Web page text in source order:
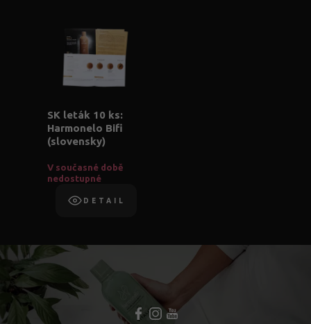
SK leták 10 ks:
Harmonelo Bifi
(slovensky)
V současné době
nedostupné
DETAIL